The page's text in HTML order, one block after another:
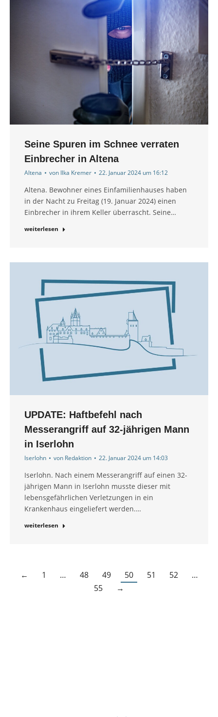
Seine Spuren im Schnee verraten
Einbrecher in Altena
Altena von Ilka Kremer 22. Januar 2024 um 16:12
Altena. Bewohner eines Einfamilienhauses haben
in der Nacht zu Freitag (19. Januar 2024) einen
Einbrecher in ihrem Keller überrascht. Seine…
weiterlesen
UPDATE: Haftbefehl nach
Messerangriff auf 32-jährigen Mann
in Iserlohn
Iserlohn von Redaktion 22. Januar 2024 um 14:03
Iserlohn. Nach einem Messerangriff auf einen 32-
jährigen Mann in Iserlohn musste dieser mit
lebensgefährlichen Verletzungen in ein
Krankenhaus eingeliefert werden.…
weiterlesen
← 1 … 48 49 50 51 52
…
55
→